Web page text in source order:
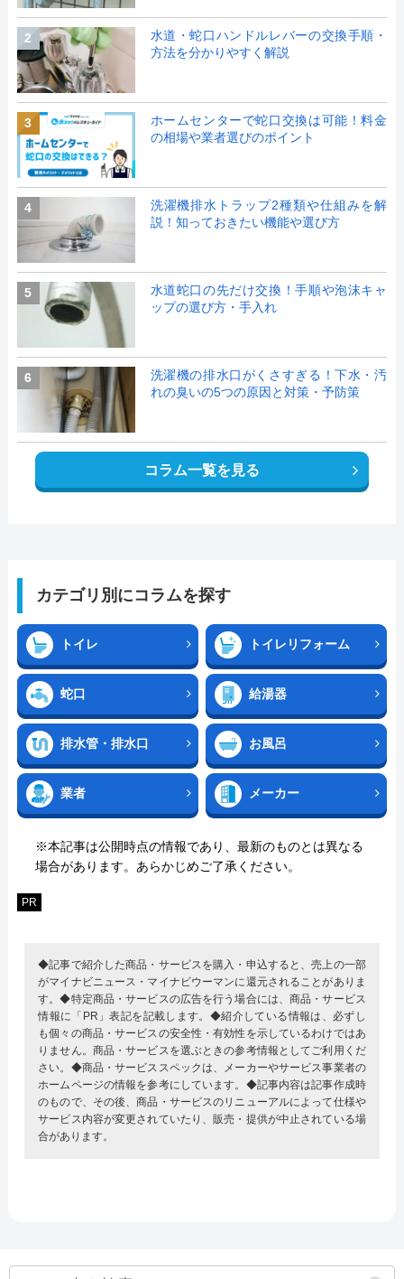
2
水道・蛇口ハンドルレバーの交換手順・
方法を分かりやすく解説
3
ホームセンターで蛇口交換は可能！料金
の相場や業者選びのポイント
4
洗濯機排水トラップ2種類や仕組みを解
説！知っておきたい機能や選び方
5
水道蛇口の先だけ交換！手順や泡沫キャ
ップの選び方・手入れ
6
洗濯機の排水口がくさすぎる！下水・汚
れの臭いの5つの原因と対策・予防策
コラム一覧を見る
カテゴリ別にコラムを探す
トイレ トイレリフォーム
蛇口 給湯器
排水管・排水口 お風呂
業者 メーカー
※本記事は公開時点の情報であり、最新のものとは異なる
場合があります。あらかじめご了承ください。
PR
◆記事で紹介した商品・サービスを購入・申込すると、売上の一部
がマイナビニュース・マイナビウーマンに還元されることがありま
す。◆特定商品・サービスの広告を行う場合には、商品・サービス
情報に「PR」表記を記載します。◆紹介している情報は、必ずし
も個々の商品・サービスの安全性・有効性を示しているわけではあ
りません。商品・サービスを選ぶときの参考情報としてご利用くだ
さい。◆商品・サービススペックは、メーカーやサービス事業者の
ホームページの情報を参考にしています。◆記事内容は記事作成時
のもので、その後、商品・サービスのリニューアルによって仕様や
サービス内容が変更されていたり、販売・提供が中止されている場
合があります。